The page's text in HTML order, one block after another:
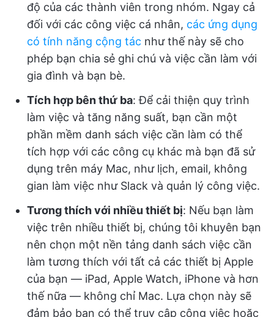
độ của các thành viên trong nhóm. Ngay cả
đối với các công việc cá nhân, các ứng dụng
có tính năng cộng tác như thế này sẽ cho
phép bạn chia sẻ ghi chú và việc cần làm với
gia đình và bạn bè.
Tích hợp bên thứ ba: Để cải thiện quy trình
làm việc và tăng năng suất, bạn cần một
phần mềm danh sách việc cần làm có thể
tích hợp với các công cụ khác mà bạn đã sử
dụng trên máy Mac, như lịch, email, không
gian làm việc như Slack và quản lý công việc.
Tương thích với nhiều thiết bị: Nếu bạn làm
việc trên nhiều thiết bị, chúng tôi khuyên bạn
nên chọn một nền tảng danh sách việc cần
làm tương thích với tất cả các thiết bị Apple
của bạn — iPad, Apple Watch, iPhone và hơn
thế nữa — không chỉ Mac. Lựa chọn này sẽ
đảm bảo bạn có thể truy cập công việc hoặc